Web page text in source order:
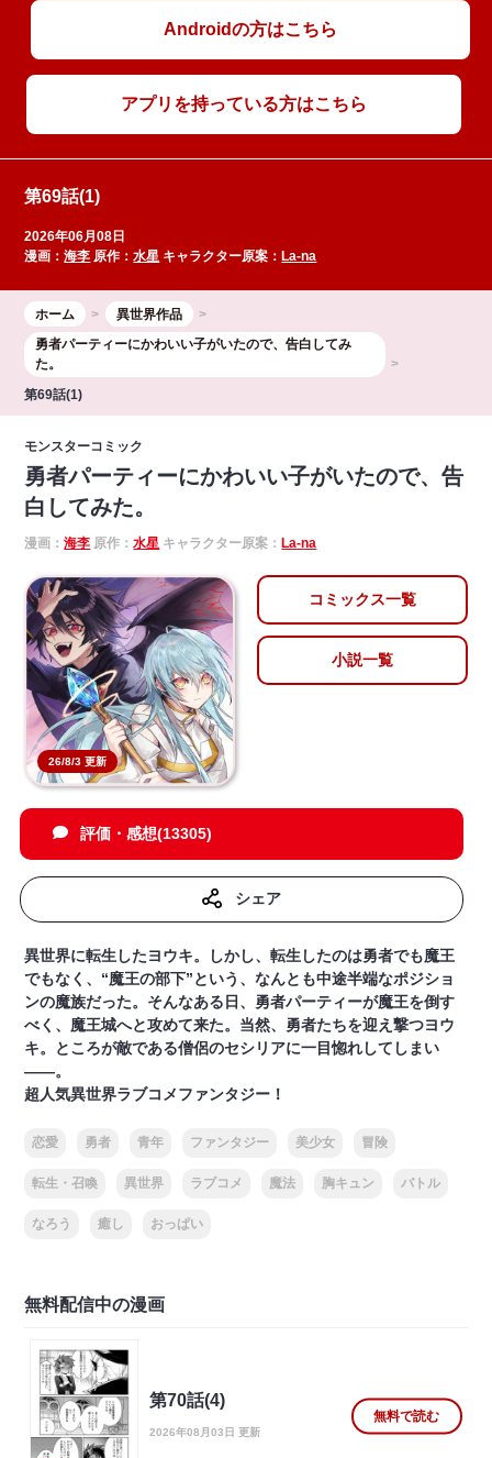
Androidの方はこちら
アプリを持っている方はこちら
第69話(1)
2026年06月08日
漫画：海李 原作：水星 キャラクター原案： La-na
ホーム
異世界作品
勇者パーティーにかわいい子がいたので、告白してみ
た。
第69話(1)
モンスターコミック
勇者パーティーにかわいい子がいたので、告
白してみた。
漫画：海李 原作：水星 キャラクター原案： La-na
26/8/3 更新
コミックス一覧
小説一覧
評価・感想(13305)
シェア
異世界に転生したヨウキ。しかし、転生したのは勇者でも魔王
でもなく、“魔王の部下”という、なんとも中途半端なポジショ
ンの魔族だった。そんなある日、勇者パーティーが魔王を倒す
べく、魔王城へと攻めて来た。当然、勇者たちを迎え撃つヨウ
キ。ところが敵である僧侶のセシリアに一目惚れしてしまい
――。
超人気異世界ラブコメファンタジー！
恋愛 勇者 青年 ファンタジー 美少女 冒険
転生・召喚 異世界 ラブコメ 魔法 胸キュン バトル
なろう 癒し おっぱい
無料配信中の漫画
第70話(4)
2026年08月03日 更新
無料で読む